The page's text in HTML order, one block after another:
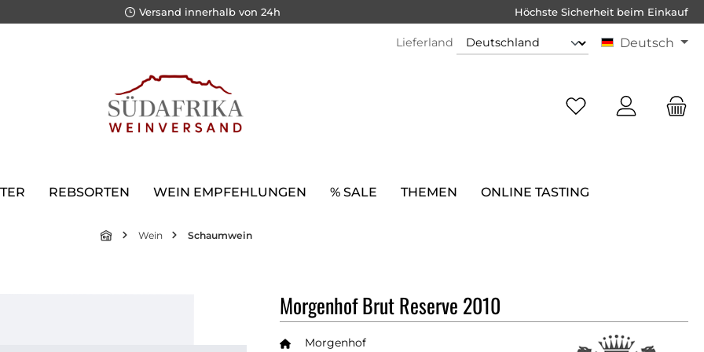
Versand innerhalb von 24h Höchste Sicherheit beim Einkauf
Lieferland Deutsch
REBSORTEN WEIN EMPFEHLUNGEN % SALE THEMEN ONLINE TASTING
Wein Schaumwein
Morgenhof Brut Reserve 2010
Morgenhof